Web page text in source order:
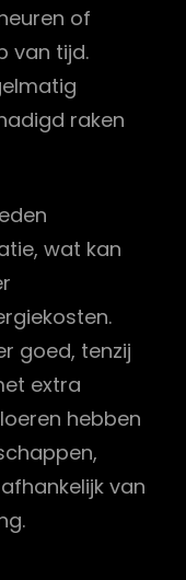
of
van tijd.
raken
wat kan
goed, tenzij
extra
hebben
van